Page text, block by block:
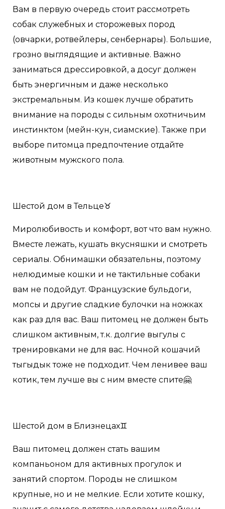
Вам в первую очередь стоит рассмотреть
собак служебных и сторожевых пород
(овчарки, ротвейлеры, сенбернары). Большие,
грозно выглядящие и активные. Важно
заниматься дрессировкой, а досуг должен
быть энергичным и даже несколько
экстремальным. Из кошек лучше обратить
внимание на породы с сильным охотничьим
инстинктом (мейн-кун, сиамские). Также при
выборе питомца предпочтение отдайте
животным мужского пола.
Шестой дом в Тельце♉️
Миролюбивость и комфорт, вот что вам нужно.
Вместе лежать, кушать вкусняшки и смотреть
сериалы. Обнимашки обязательны, поэтому
нелюдимые кошки и не тактильные собаки
вам не подойдут. Французские бульдоги,
мопсы и другие сладкие булочки на ножках
как раз для вас. Ваш питомец не должен быть
слишком активным, т.к. долгие выгулы с
тренировками не для вас. Ночной кошачий
тыгыдык тоже не подходит. Чем ленивее ваш
котик, тем лучше вы с ним вместе спите🤗
Шестой дом в Близнецах♊️
Ваш питомец должен стать вашим
компаньоном для активных прогулок и
занятий спортом. Породы не слишком
крупные, но и не мелкие. Если хотите кошку,